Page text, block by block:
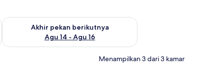
Agu 7 - Agu 9
Akhir pekan berikutnya
Agu 14 - Agu 16
Periksa ketersediaan untuk akhir pekan berikutnya Agu 14 -
Menampilkan 3 dari 3 kamar